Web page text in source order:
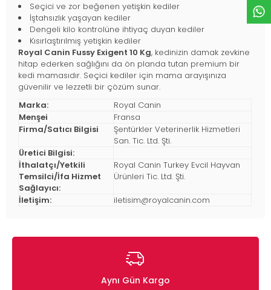
Seçici ve zor beğenen yetişkin kediler
İştahsızlık yaşayan kediler
Dengeli kilo kontrolüne ihtiyaç duyan kediler
Kısırlaştırılmış yetişkin kediler
Royal Canin Fussy Exigent 10 Kg, kedinizin damak zevkine
hitap ederken sağlığını da ön planda tutan premium bir
kedi mamasıdır. Seçici kediler için mama arayışınıza
güvenilir ve lezzetli bir çözüm sunar.
Marka:
Royal Canin
Menşei
Fransa
Firma/Satıcı Bilgisi
Şentürkler Veterinerlik Hizmetleri
San. Tic. Ltd. Şti.
Üretici Bilgisi:
İthalatçı/Yetkili
Temsilci/İfa Hizmet
Sağlayıcı:
Royal Canin Turkey Evcil Hayvan
Ürünleri Tic. Ltd. Şti.
İletişim: iletisim@royalcanin.com
Aynı Gün Kargo